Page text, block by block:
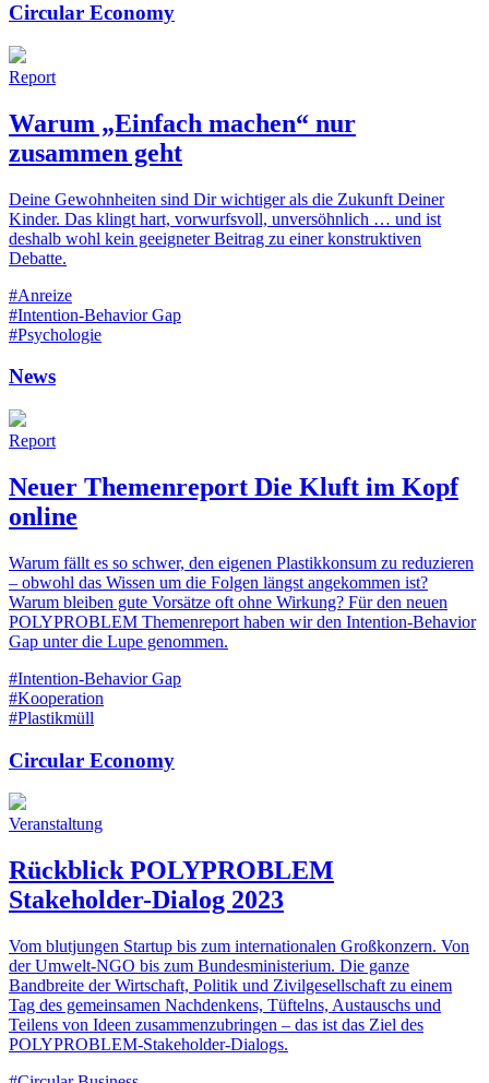
Circular Economy
Report
Warum „Einfach machen“ nur
zusammen geht
Deine Gewohnheiten sind Dir wichtiger als die Zukunft Deiner
Kinder. Das klingt hart, vorwurfsvoll, unversöhnlich … und ist
deshalb wohl kein geeigneter Beitrag zu einer konstruktiven
Debatte.
#Anreize
#Intention-Behavior Gap
#Psychologie
News
Report
Neuer Themenreport Die Kluft im Kopf
online
Warum fällt es so schwer, den eigenen Plastikkonsum zu reduzieren
– obwohl das Wissen um die Folgen längst angekommen ist?
Warum bleiben gute Vorsätze oft ohne Wirkung? Für den neuen
POLYPROBLEM Themenreport haben wir den Intention-Behavior
Gap unter die Lupe genommen.
#Intention-Behavior Gap
#Kooperation
#Plastikmüll
Circular Economy
Veranstaltung
Rückblick POLYPROBLEM
Stakeholder-Dialog 2023
Vom blutjungen Startup bis zum internationalen Großkonzern. Von
der Umwelt-NGO bis zum Bundesministerium. Die ganze
Bandbreite der Wirtschaft, Politik und Zivilgesellschaft zu einem
Tag des gemeinsamen Nachdenkens, Tüftelns, Austauschs und
Teilens von Ideen zusammenzubringen – das ist das Ziel des
POLYPROBLEM-Stakeholder-Dialogs.